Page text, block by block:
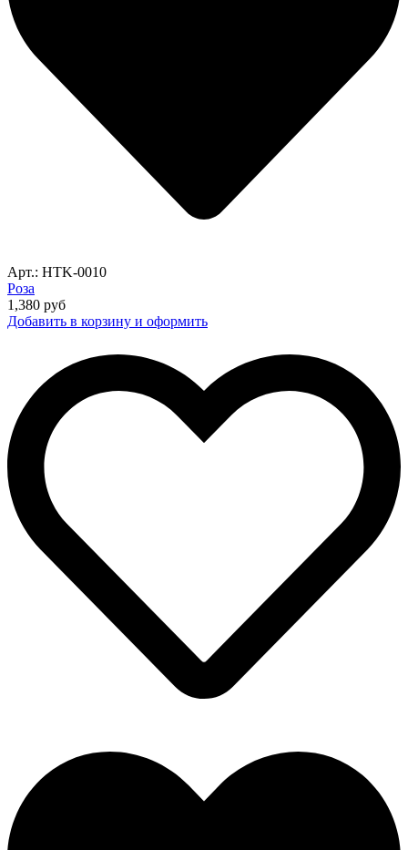
Арт.: HTK-0010
Роза
1,380 руб
Добавить в корзину и оформить